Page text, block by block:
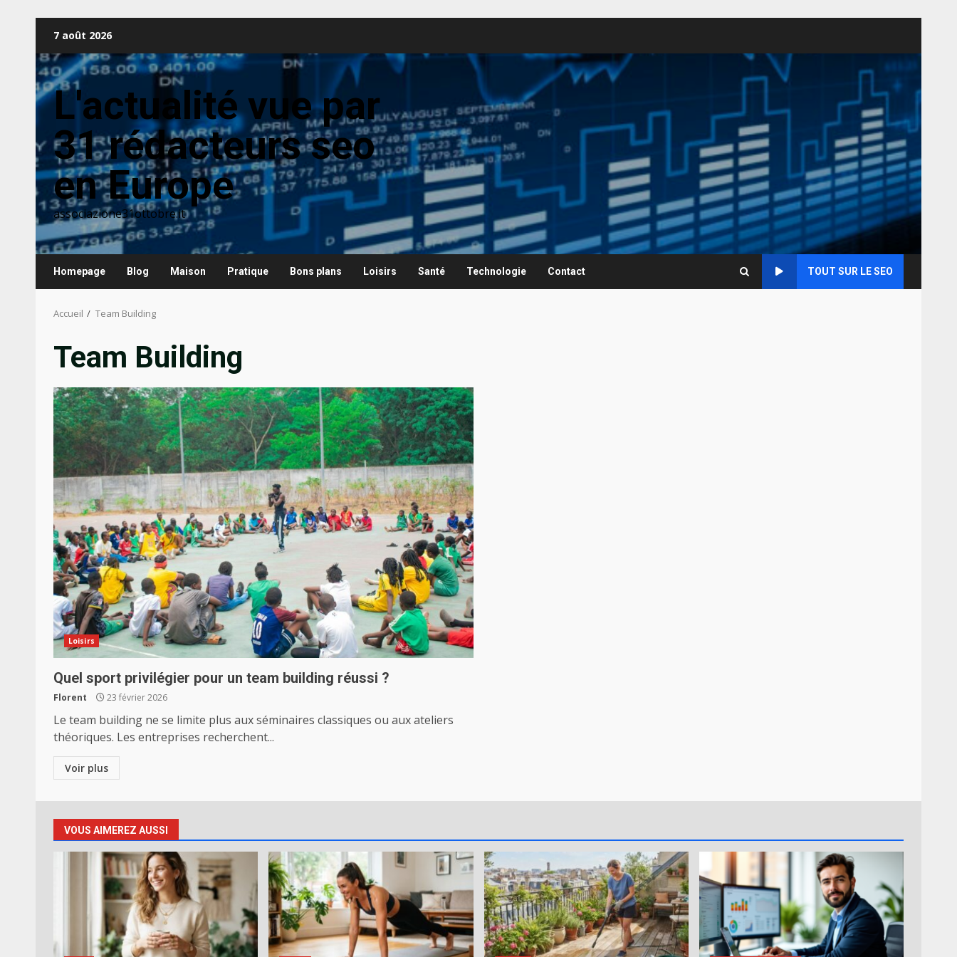
contenu
7 août 2026
L'actualité vue par
31 rédacteurs seo
en Europe
associazione31ottobre.it
Homepage Blog Maison Pratique Bons plans Loisirs Santé Technologie Contact TOUT SUR LE SEO
Accueil Team Building
Team Building
Loisirs
Quel sport privilégier pour un team building réussi ?
Florent 23 février 2026
Le team building ne se limite plus aux séminaires classiques ou aux ateliers
théoriques. Les entreprises recherchent...
Voir plus
VOUS AIMEREZ AUSSI